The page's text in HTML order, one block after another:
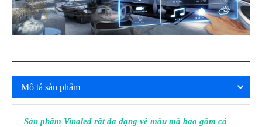
Mô tả sản phẩm
Sản phẩm Vinaled rất đa dạng về mẫu mã bao gồm cả